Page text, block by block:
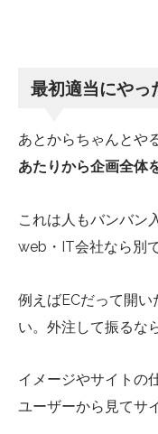
最初適当にやっ
あとからちゃんとや
あたりから企画全体
これは人もバンバン
web・IT会社なら別で
例えばECだって開
い。外注して振るな
イメージやサイトの
ユーザーから見てサ